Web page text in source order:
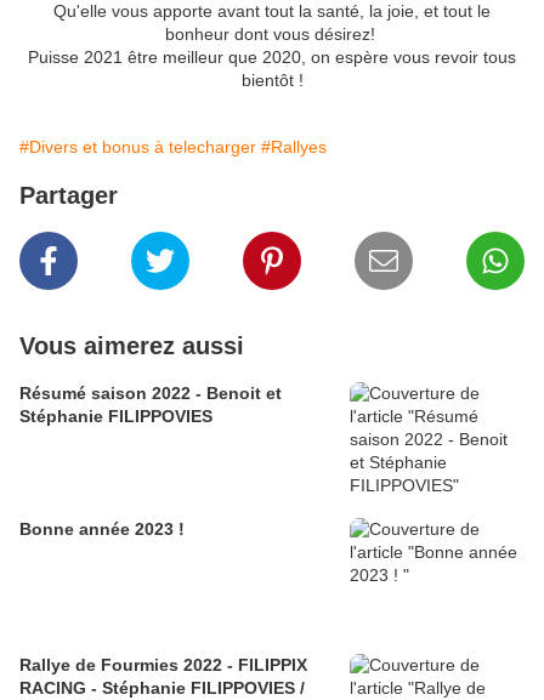
Qu'elle vous apporte avant tout la santé, la joie, et tout le
bonheur dont vous désirez!
Puisse 2021 être meilleur que 2020, on espère vous revoir tous
bientôt !
#Divers et bonus à telecharger #Rallyes
Partager
Vous aimerez aussi
Résumé saison 2022 - Benoit et
Stéphanie FILIPPOVIES
Bonne année 2023 !
Rallye de Fourmies 2022 - FILIPPIX
RACING - Stéphanie FILIPPOVIES /